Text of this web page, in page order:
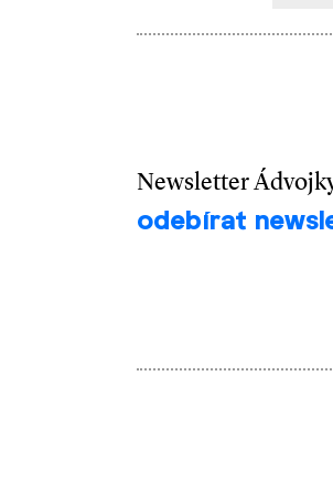
Newsletter
odebírat